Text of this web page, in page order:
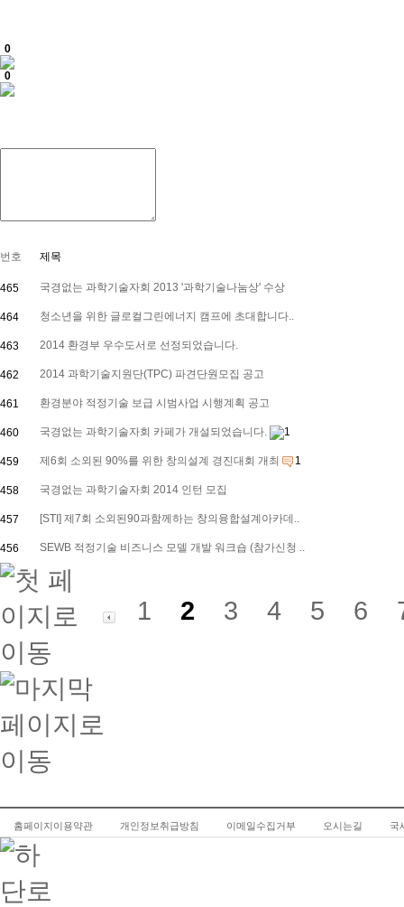
0
0
번호 제목
465 국경없는 과학기술자회 2013 '과학기술나눔상' 수상
464 청소년을 위한 글로컬그린에너지 캠프에 초대합니다..
463 2014 환경부 우수도서로 선정되었습니다.
462 2014 과학기술지원단(TPC) 파견단원모집 공고
461 환경분야 적정기술 보급 시범사업 시행계획 공고
460 국경없는 과학기술자회 카페가 개설되었습니다. 1
459 제6회 소외된 90%를 위한 창의설계 경진대회 개최 1
458 국경없는 과학기술자회 2014 인턴 모집
457 [STI] 제7회 소외된90과함께하는 창의융합설계아카데..
456 SEWB 적정기술 비즈니스 모델 개발 워크숍 (참가신청 ..
1 2 3 4 5 6
홈페이지이용약관 개인정보취급방침 이메일수집거부 오시는길 국